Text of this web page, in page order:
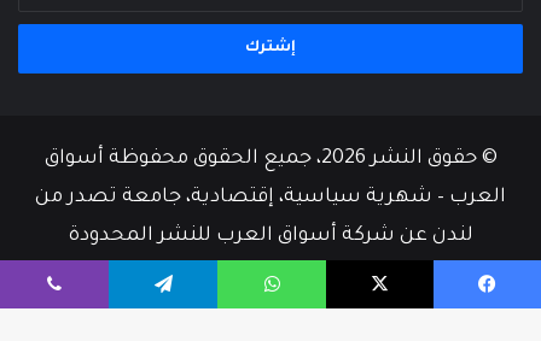
الإلكتروني
© حقوق النشر 2026، جميع الحقوق محفوظة أسواق
العرب – شهرية سياسية، إقتصادية، جامعة تصدر من
لندن عن شركة أسواق العرب للنشر المحدودة
من نحن أسرة التحرير إتصل بنا
فيسبوك ‫X واتساب تيلقرام ڤايبر